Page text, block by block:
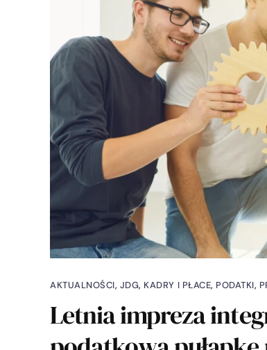
AKTUALNOŚCI, JDG, KADRY I PŁACE, PODATKI,
Letnia impreza